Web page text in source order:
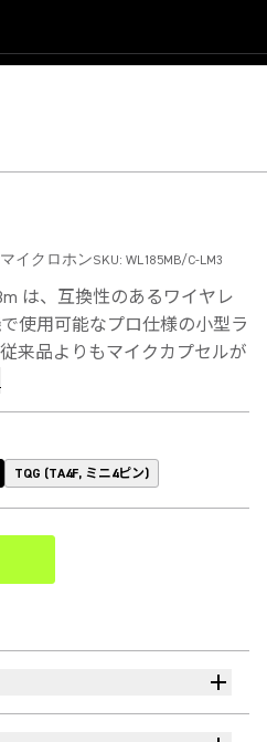
イクロホンSKU: WL185MB/C-LM3
は、互換性のあるワイヤレ
使用可能なプロ仕様の小型ラ
来品よりもマイクカプセルが
TQG (TA4F, ミニ4ピン)
new tab)